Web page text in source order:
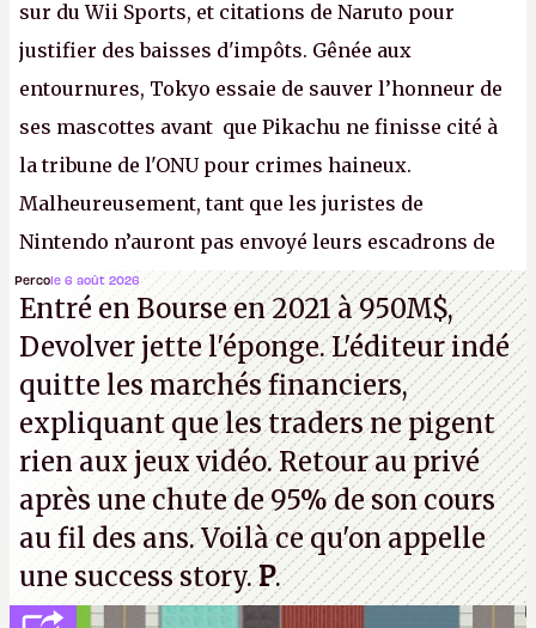
sur du Wii Sports, et citations de Naruto pour
justifier des baisses d'impôts. Gênée aux
entournures, Tokyo essaie de sauver l’honneur de
ses mascottes avant que Pikachu ne finisse cité à
la tribune de l'ONU pour crimes haineux.
Malheureusement, tant que les juristes de
Nintendo n’auront pas envoyé leurs escadrons de
la mort judiciaires pour distribuer du copyright
strike à tour de bras, l'Oncle Sam continuera
d'étaler sa confiture intellectuelle sur vos
souvenirs d'enfance.P.
Percole 6 août 2026
Entré en Bourse en 2021 à 950M$,
Devolver jette l'éponge. L'éditeur indé
quitte les marchés financiers,
expliquant que les traders ne pigent
rien aux jeux vidéo. Retour au privé
après une chute de 95% de son cours
au fil des ans. Voilà ce qu'on appelle
une success story.P.